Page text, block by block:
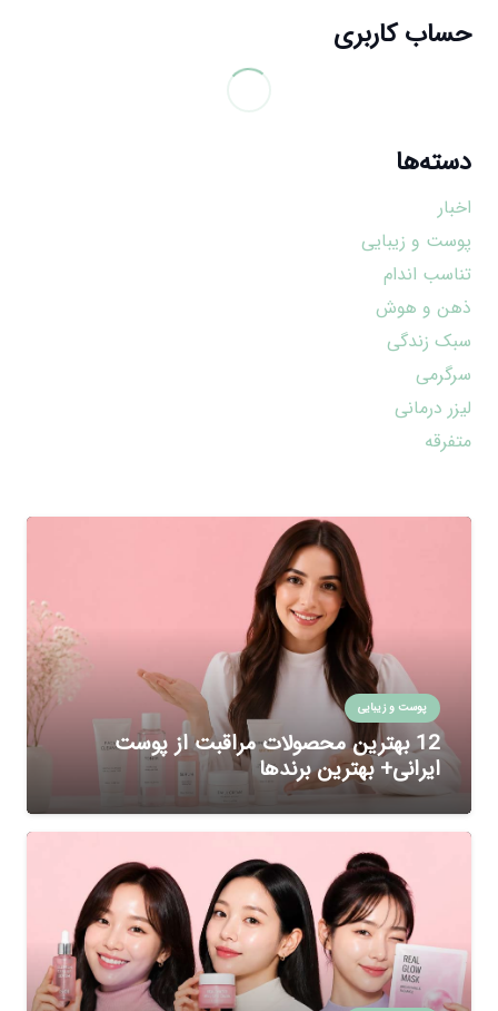
حساب کاربری
دسته‌ها
اخبار
پوست و زیبایی
تناسب اندام
ذهن و هوش
سبک زندگی
سرگرمی
لیزر درمانی
متفرقه
پوست و زیبایی
12 بهترین محصولات مراقبت از پوست
ایرانی+ بهترین برندها